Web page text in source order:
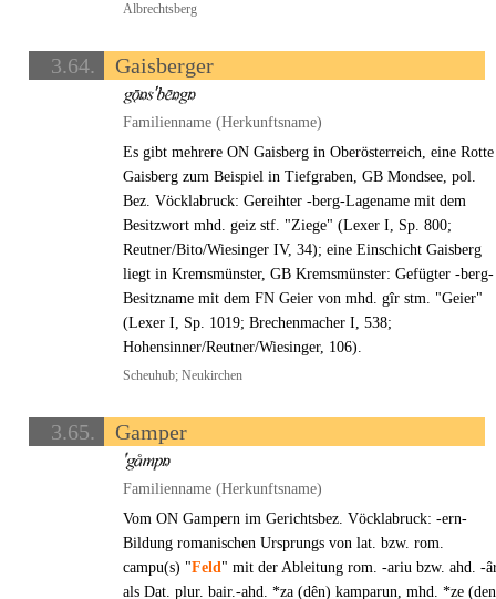
Albrechtsberg
3.64. Gaisberger
Familienname (Herkunftsname)
Es gibt mehrere ON Gaisberg in Oberösterreich, eine Rotte
Gaisberg zum Beispiel in Tiefgraben, GB Mondsee, pol.
Bez. Vöcklabruck: Gereihter -berg-Lagename mit dem
Besitzwort mhd. geiz stf. "Ziege" (Lexer I, Sp. 800;
Reutner/Bito/Wiesinger IV, 34); eine Einschicht Gaisberg
liegt in Kremsmünster, GB Kremsmünster: Gefügter -berg-
Besitzname mit dem FN Geier von mhd. gîr stm. "Geier"
(Lexer I, Sp. 1019; Brechenmacher I, 538;
Hohensinner/Reutner/Wiesinger, 106).
Scheuhub; Neukirchen
3.65. Gamper
Familienname (Herkunftsname)
Vom ON Gampern im Gerichtsbez. Vöcklabruck: -ern-
Bildung romanischen Ursprungs von lat. bzw. rom.
campu(s) "Feld" mit der Ableitung rom. -ariu bzw. ahd. -
als Dat. plur. bair.-ahd. *za (dên) kamparun, mhd. *ze